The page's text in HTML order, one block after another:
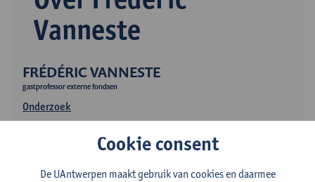
FRÉDÉRIC VANNESTE
gastprofessor externe fondsen
Onderzoek
Vanneste
Cookie consent
De UAntwerpen maakt gebruik van cookies en daarmee